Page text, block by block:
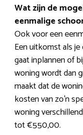
Wat zijn de
eenmalige
Ook voor een
Een uitkomst als
gaat inplannen of
woning wordt dan
maakt dat de
kosten van zo’n
woning
tot €550,00.